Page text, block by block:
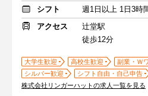
シフト
週1日以上 1日3時
アクセス
辻堂駅
徒歩12分
大学生歓迎 高校生歓迎
副業・Ｗ
シルバー歓迎
シフト自由・自己申告
株式会社リンガーハットの求人一覧を見る